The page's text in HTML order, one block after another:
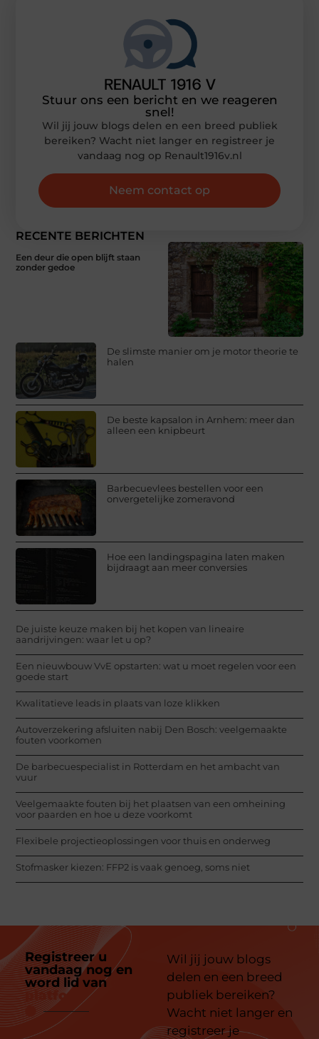
RECENTE BERICHTEN
Een deur die open blijft staan
zonder gedoe
De slimste manier om je motor theorie te
halen
De beste kapsalon in Arnhem: meer dan
alleen een knipbeurt
Barbecuevlees bestellen voor een
onvergetelijke zomeravond
Hoe een landingspagina laten maken
bijdraagt aan meer conversies
De juiste keuze maken bij het kopen van lineaire
aandrijvingen: waar let u op?
Een nieuwbouw VvE opstarten: wat u moet regelen voor een
goede start
Kwalitatieve leads in plaats van loze klikken
Autoverzekering afsluiten nabij Den Bosch: veelgemaakte
fouten voorkomen
De barbecuespecialist in Rotterdam en het ambacht van
vuur
Veelgemaakte fouten bij het plaatsen van een omheining
voor paarden en hoe u deze voorkomt
Flexibele projectieoplossingen voor thuis en onderweg
Stofmasker kiezen: FFP2 is vaak genoeg, soms niet
Stuur ons een bericht en we reageren
snel!
Wil jij jouw blogs delen en een breed publiek
bereiken? Wacht niet langer en registreer je
vandaag nog op Renault1916v.nl
Neem contact op
Registreer u
vandaag nog en
word lid van
platform
Wil jij jouw blogs
delen en een breed
publiek bereiken?
Wacht niet langer en
registreer je